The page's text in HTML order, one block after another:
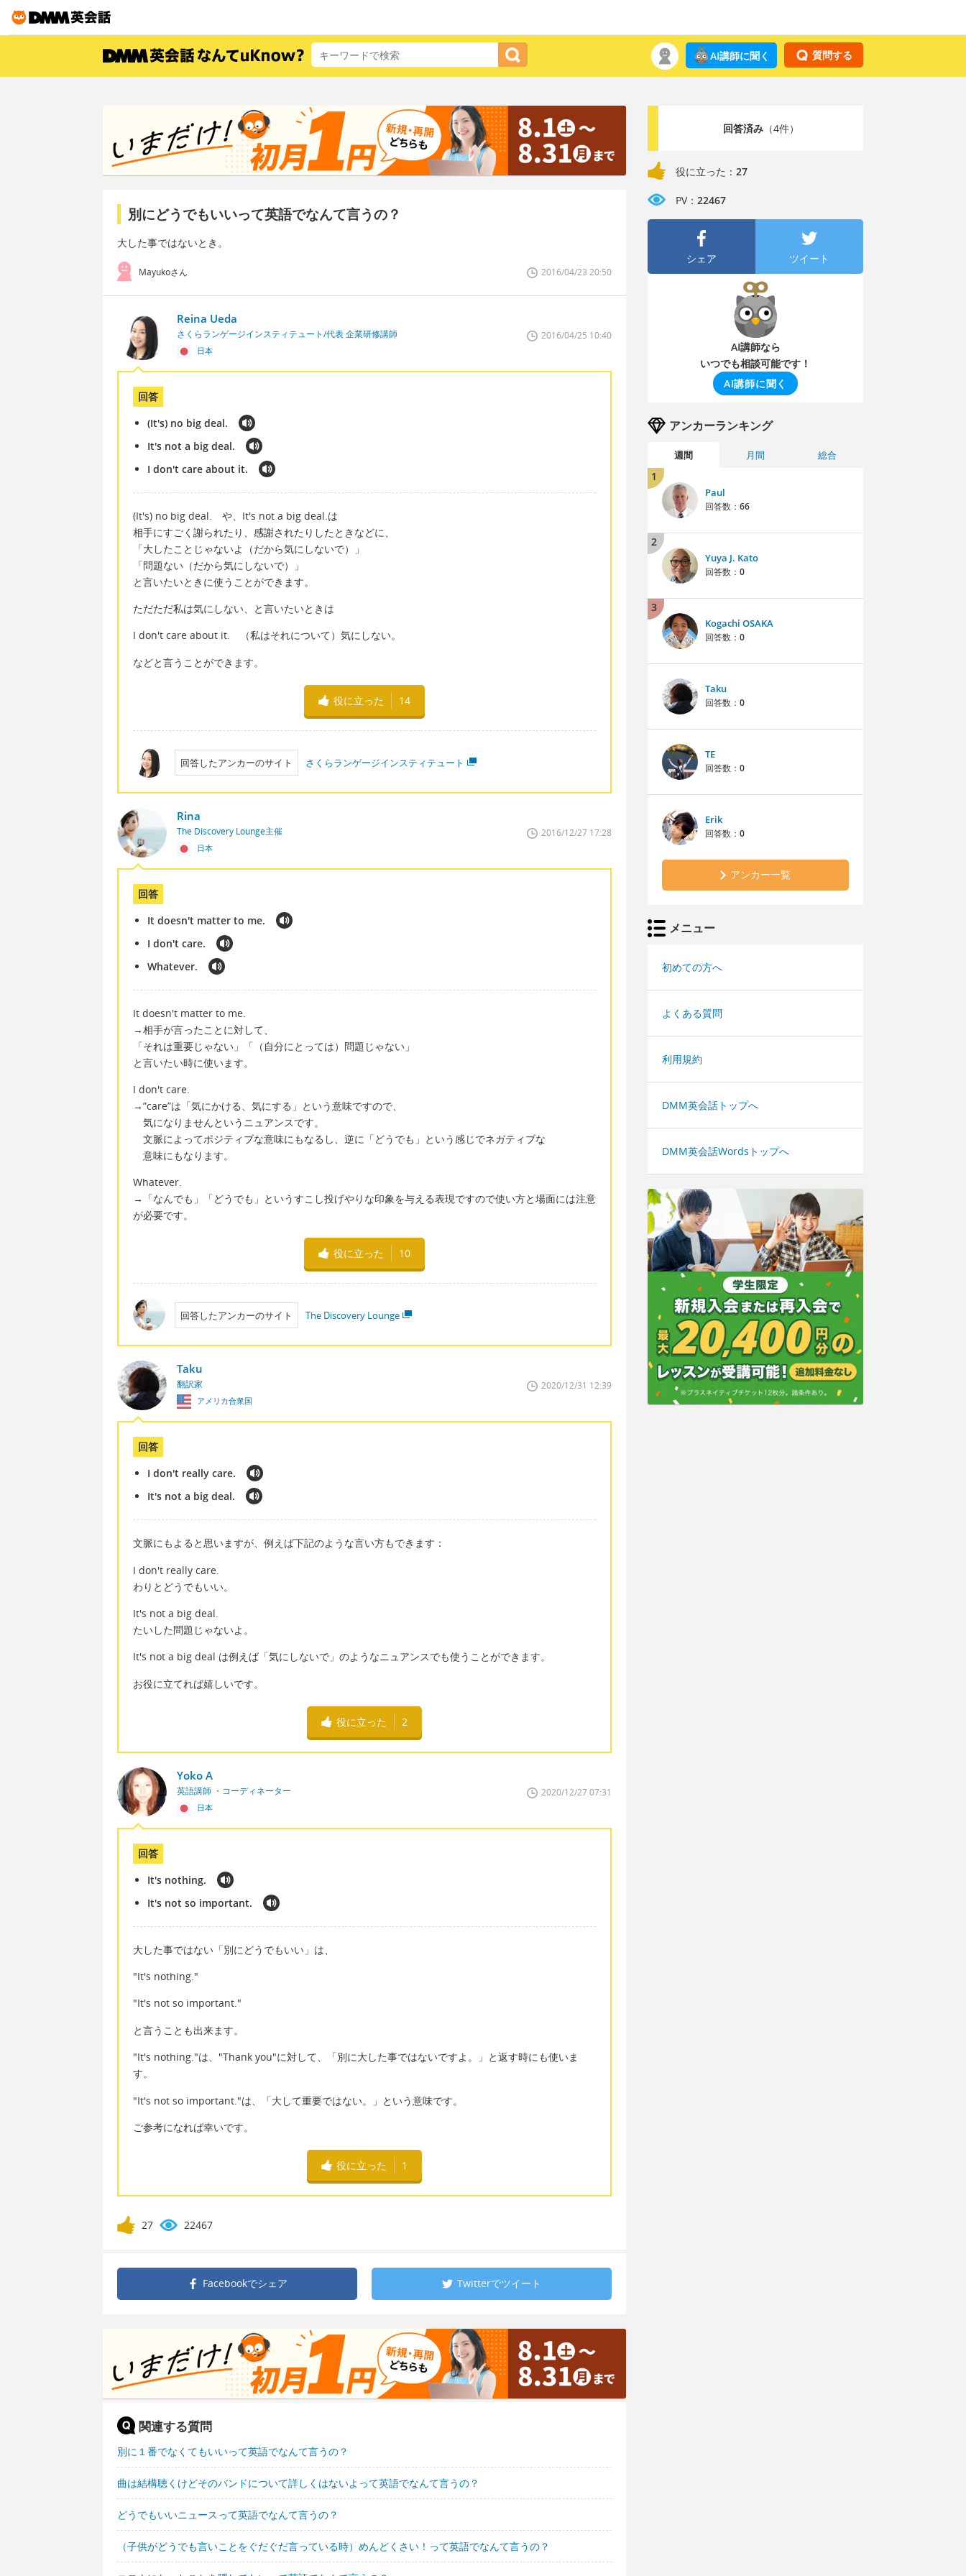
質問する
AI講師に聞く
別にどうでもいいって英語でなんて言うの？
大した事ではないとき。
Mayukoさん 2016/04/23 20:50
Reina Ueda
さくらランゲージインスティテュート/代表 企業研修講師
日本
2016/04/25 10:40
回答
(It's) no big deal.
It's not a big deal.
I don't care about it.
(It's) no big deal. や、It's not a big deal.は
相手にすごく謝られたり、感謝されたりしたときなどに、
「大したことじゃないよ（だから気にしないで）」
「問題ない（だから気にしないで）」
と言いたいときに使うことができます。
ただただ私は気にしない、と言いたいときは
I don't care about it. （私はそれについて）気にしない。
などと言うことができます。
役に立った 14
回答したアンカーのサイト さくらランゲージインスティテュート
Rina
The Discovery Lounge主催
日本
2016/12/27 17:28
回答
It doesn't matter to me.
I don't care.
Whatever.
It doesn't matter to me.
→相手が言ったことに対して、
「それは重要じゃない」「（自分にとっては）問題じゃない」
と言いたい時に使います。
I don't care.
→”care”は「気にかける、気にする」という意味ですので、
気になりませんというニュアンスです。
文脈によってポジティブな意味にもなるし、逆に「どうでも」という感じでネガティブな
意味にもなります。
Whatever.
→「なんでも」「どうでも」というすこし投げやりな印象を与える表現ですので使い方と場面には注意
が必要です。
役に立った 10
回答したアンカーのサイト The Discovery Lounge
Taku
翻訳家
アメリカ合衆国
2020/12/31 12:39
回答
I don't really care.
It's not a big deal.
文脈にもよると思いますが、例えば下記のような言い方もできます：
I don't really care.
わりとどうでもいい。
It's not a big deal.
たいした問題じゃないよ。
It's not a big deal は例えば「気にしないで」のようなニュアンスでも使うことができます。
お役に立てれば嬉しいです。
役に立った 2
Yoko A
英語講師 ・コーディネーター
日本
2020/12/27 07:31
回答
It's nothing.
It's not so important.
大した事ではない「別にどうでもいい」は、
"It's nothing."
"It's not so important."
と言うことも出来ます。
"It's nothing."は、"Thank you"に対して、「別に大した事ではないですよ。」と返す時にも使いま
す。
"It's not so important."は、「大して重要ではない。」という意味です。
ご参考になれば幸いです。
役に立った 1
27 22467
Facebookでシェア Twitterでツイート
関連する質問
別に１番でなくてもいいって英語でなんて言うの？
曲は結構聴くけどそのバンドについて詳しくはないよって英語でなんて言うの？
どうでもいいニュースって英語でなんて言うの？
（子供がどうでも言いことをぐだぐだ言っている時）めんどくさい！って英語でなんて言うの？
回答済み（4件）
役に立った： 27
PV： 22467
シェア ツイート
AI講師なら
いつでも相談可能です！
AI講師に聞く
アンカーランキング
週間 月間 総合
1
Paul
回答数： 66
2
Yuya J. Kato
回答数： 0
3
Kogachi OSAKA
回答数： 0
Taku
回答数： 0
TE
回答数： 0
Erik
回答数： 0
アンカー一覧
メニュー
初めての方へ
よくある質問
利用規約
DMM英会話トップへ
DMM英会話Wordsトップへ